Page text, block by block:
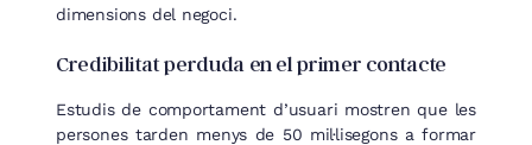
dimensions del negoci.
Credibilitat perduda en el primer contacte
Estudis de comportament d’usuari mostren que les
persones tarden menys de 50 mil·lisegons a formar